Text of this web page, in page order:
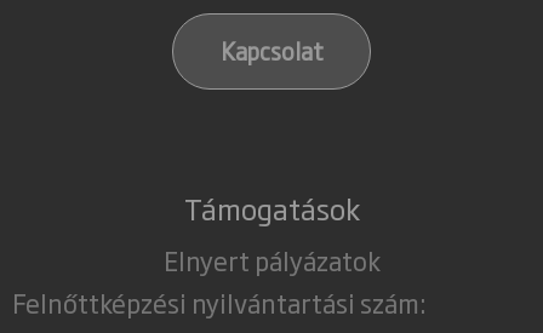
Kapcsolat
Támogatások
Elnyert pályázatok
Felnőttképzési nyilvántartási szám: